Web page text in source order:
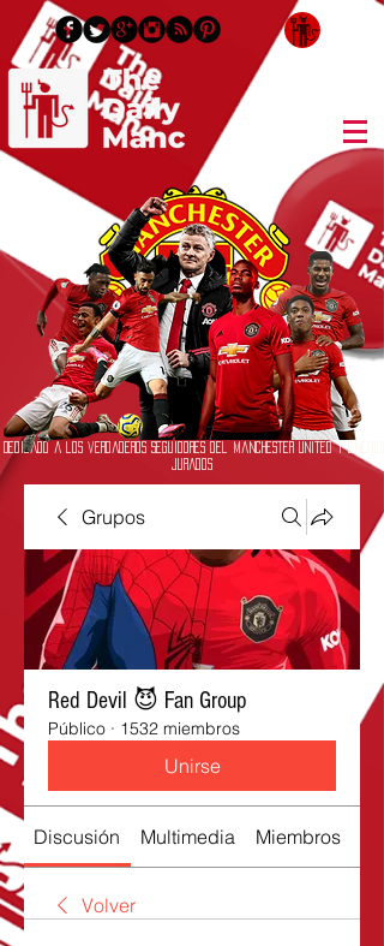
Dedicado a los verdaderos seguidores del Manchester United y
jurados
Grupos
Red Devil 😈 Fan Group
Público · 1532 miembros
Unirse
Discusión Multimedia Miembros
Volver